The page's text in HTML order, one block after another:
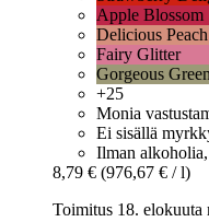
Apple Blossom
Delicious Peach
Fairy Glitter
Gorgeous
+25
Monia
Ei sisällä
Ilman alkoholia,
8,79 € (976,67 € / l)
Toimitus 18. elokuuta